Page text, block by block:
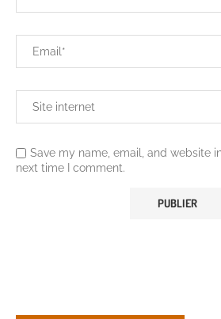
Save my name, email, and website
next time I comment.